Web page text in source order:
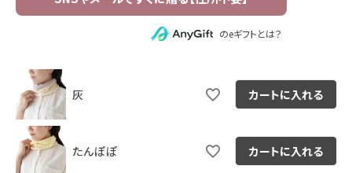
のeギフトとは？
灰 カートに入れる
たんぽぽ カートに入れる